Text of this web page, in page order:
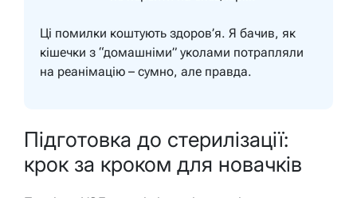
Ці помилки коштують здоров’я. Я бачив, як
кішечки з “домашніми” уколами потрапляли
на реанімацію – сумно, але правда.
Підготовка до стерилізації:
крок за кроком для новачків